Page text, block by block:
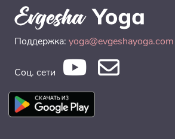
Поддержка: yoga@evgeshayoga.com
Соц. сети